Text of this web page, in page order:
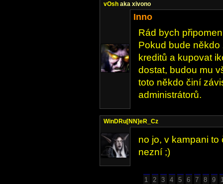
vOsh aka xivono
Inno
Rád bych
Pokud bude
kreditů a kupovat
dostat, budou mu
toto někdo činí
administrátorů.
WinDRu[NN]eR_Cz
no jo, v kampani to
nezní ;)
1 2 3 4 5 6 7 8 9